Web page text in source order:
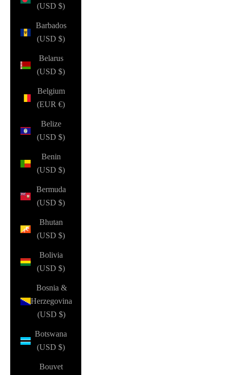
(USD $)
Barbados
(USD $)
Belarus
(USD $)
Belgium
(EUR €)
Belize
(USD $)
Benin
(USD $)
Bermuda
(USD $)
Bhutan
(USD $)
Bolivia
(USD $)
Bosnia &
Herzegovina
(USD $)
Botswana
(USD $)
Bouvet